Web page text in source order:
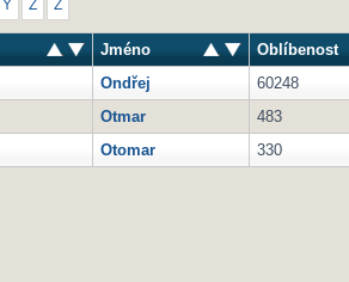
Y Z Ž
Jméno Oblíbenost
Ondřej 60248
Otmar 483
Otomar 330